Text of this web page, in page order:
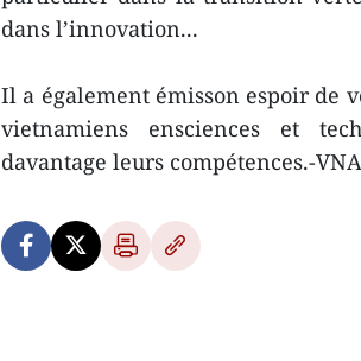
dans l’innovation...
Il a également émisson espoir de
vietnamiens ensciences et
davantage leurs compétences.-VNA